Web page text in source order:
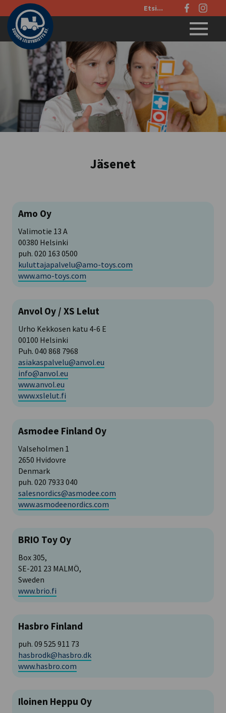
Etsi
sivustolta:
Jäsenet
Amo Oy
Valimotie 13 A
00380 Helsinki
puh. 020 163 0500
kuluttajapalvelu@amo-toys.com
www.amo-toys.com
Anvol Oy / XS Lelut
Urho Kekkosen katu 4-6 E
00100 Helsinki
Puh. 040 868 7968
asiakaspalvelu@anvol.eu
info@anvol.eu
www.anvol.eu
www.xslelut.fi
Asmodee Finland Oy
Valseholmen 1
2650 Hvidovre
Denmark
puh. 020 7933 040
salesnordics@asmodee.com
www.asmodeenordics.com
BRIO Toy Oy
Box 305,
SE-201 23 MALMÖ,
Sweden
www.brio.fi
Hasbro Finland
puh. 09 525 911 73
hasbrodk@hasbro.dk
www.hasbro.com
Iloinen Heppu Oy